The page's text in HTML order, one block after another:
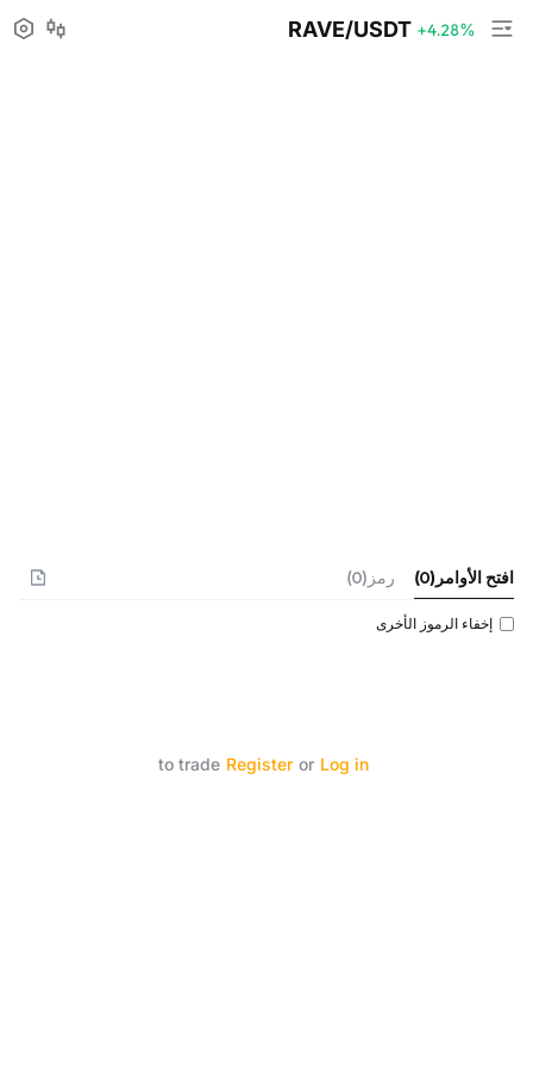
RAVE/USDT +4.28%
افتح الأوامر (
0
) رمز(0)
إخفاء الرموز الأخرى
Log in
or
Register
to trade